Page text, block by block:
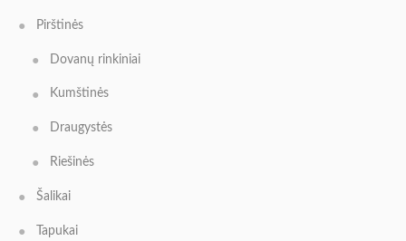
Pirštinės
Dovanų rinkiniai
Kumštinės
Draugystės
Riešinės
Šalikai
Tapukai